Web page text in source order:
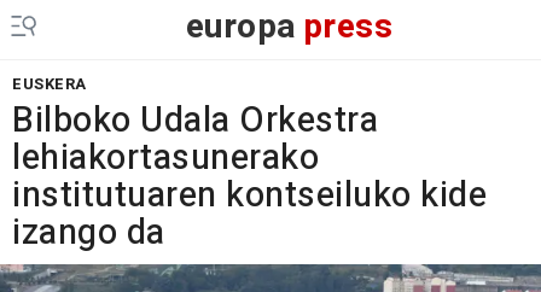
europa press
EUSKERA
Bilboko Udala Orkestra
lehiakortasunerako
institutuaren kontseiluko kide
izango da